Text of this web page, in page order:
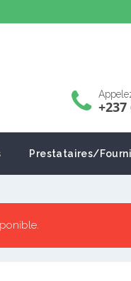
+237
Prestataires/